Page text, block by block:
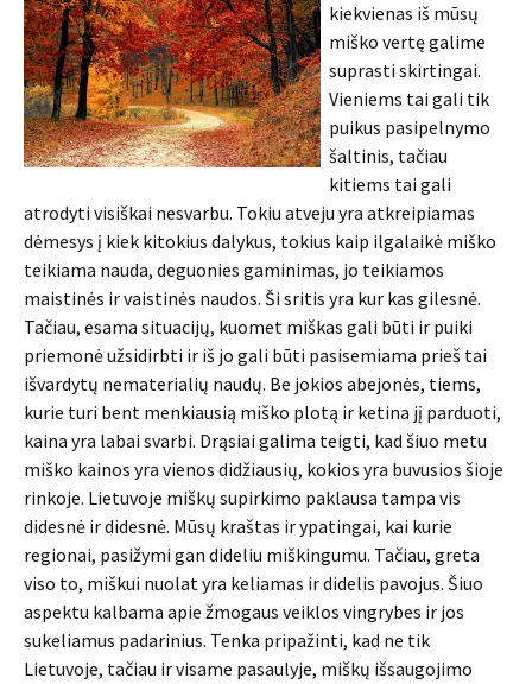
kiekvienas iš mūsų
miško vertę galime
suprasti skirtingai.
Vieniems tai gali tik
puikus pasipelnymo
šaltinis, tačiau
kitiems tai gali
atrodyti visiškai nesvarbu. Tokiu atveju yra atkreipiamas
dėmesys į kiek kitokius dalykus, tokius kaip ilgalaikė miško
teikiama nauda, deguonies gaminimas, jo teikiamos
maistinės ir vaistinės naudos. Ši sritis yra kur kas gilesnė.
Tačiau, esama situacijų, kuomet miškas gali būti ir puiki
priemonė užsidirbti ir iš jo gali būti pasisemiama prieš tai
išvardytų nematerialių naudų. Be jokios abejonės, tiems,
kurie turi bent menkiausią miško plotą ir ketina jį parduoti,
kaina yra labai svarbi. Drąsiai galima teigti, kad šiuo metu
miško kainos yra vienos didžiausių, kokios yra buvusios šioje
rinkoje. Lietuvoje miškų supirkimo paklausa tampa vis
didesnė ir didesnė. Mūsų kraštas ir ypatingai, kai kurie
regionai, pasižymi gan dideliu miškingumu. Tačiau, greta
viso to, miškui nuolat yra keliamas ir didelis pavojus. Šiuo
aspektu kalbama apie žmogaus veiklos vingrybes ir jos
sukeliamus padarinius. Tenka pripažinti, kad ne tik
Lietuvoje, tačiau ir visame pasaulyje, miškų išsaugojimo